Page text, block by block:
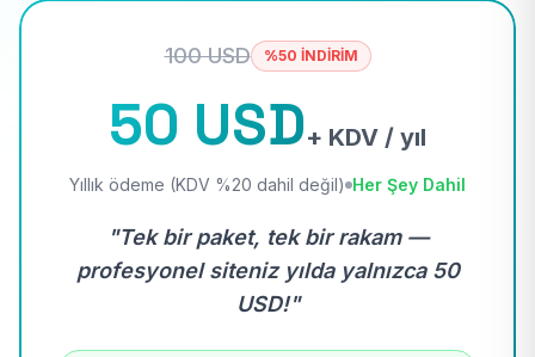
100 USD %50 İNDİRİM
50 USD+ KDV / yıl
Yıllık ödeme (KDV %20 dahil değil) Her Şey Dahil
"Tek bir paket, tek bir rakam —
profesyonel siteniz yılda yalnızca 50
USD!"